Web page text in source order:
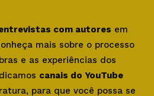
com autores em
mais sobre o processo
e as experiências dos
canais do YouTube
para que você possa se